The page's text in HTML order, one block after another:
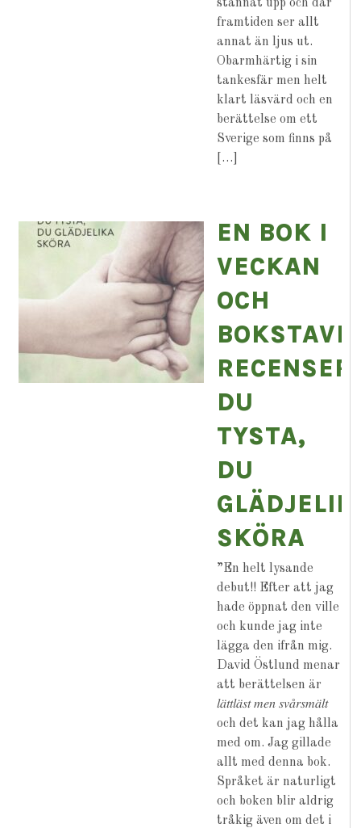
stannat upp och där
framtiden ser allt
annat än ljus ut.
Obarmhärtig i sin
tankesfär men helt
klart läsvärd och en
berättelse om ett
Sverige som finns på
[…]
EN BOK I
VECKAN
OCH
DU
TYSTA,
DU
SKÖRA
”En helt lysande
debut!! Efter att jag
hade öppnat den ville
och kunde jag inte
lägga den ifrån mig.
David Östlund menar
att berättelsen är
𝑙𝑎̈𝑡𝑡𝑙𝑎̈𝑠𝑡 𝑚𝑒𝑛 𝑠𝑣𝑎̊𝑟𝑠𝑚𝑎̈𝑙𝑡
och det kan jag hålla
med om. Jag gillade
allt med denna bok.
Språket är naturligt
och boken blir aldrig
tråkig även om det i